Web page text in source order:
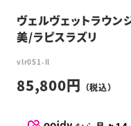
ヴェルヴェットラウン
美/ラピスラズリ
vlr051-ll
85,800